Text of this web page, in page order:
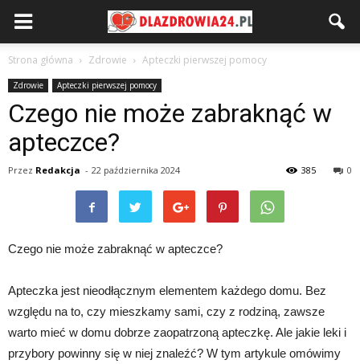
Strona główna Zdrowie Apteczki pierwszej pomocy
Zdrowie Apteczki pierwszej pomocy
Czego nie może zabraknąć w
apteczce?
Przez Redakcja - 22 października 2024 0
385
Czego nie może zabraknąć w apteczce?
Apteczka jest nieodłącznym elementem każdego domu. Bez
względu na to, czy mieszkamy sami, czy z rodziną, zawsze
warto mieć w domu dobrze zaopatrzoną apteczkę. Ale jakie leki i
przybory powinny się w niej znaleźć? W tym artykule omówimy